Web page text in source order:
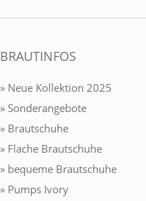
BRAUTINFOS
» Neue Kollektion 2025
» Sonderangebote
» Brautschuhe
» Flache Brautschuhe
» bequeme Brautschuhe
» Pumps Ivory